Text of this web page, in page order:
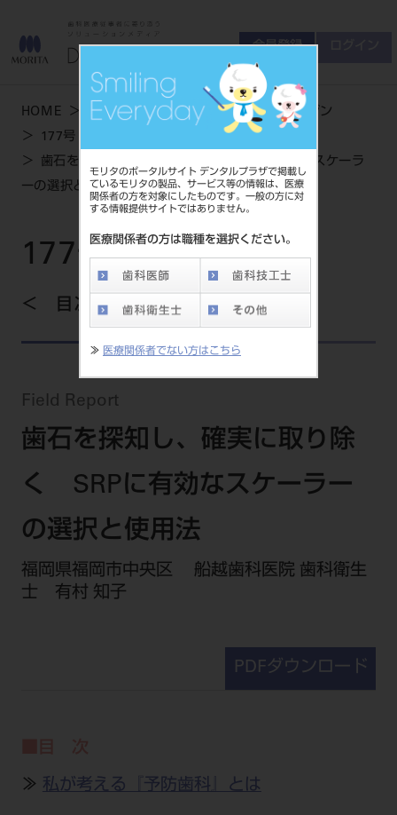
モリタのポータルサイト デンタルプラザで掲載し
ているモリタの製品、サービス等の情報は、医療
関係者の方を対象にしたものです。一般の方に対
する情報提供サイトではありません。
医療関係者の方は職種を選択ください。
≫ 医療関係者でない方はこちら
会員登録
HOME 学術・お役立ち情報
デンタルマガジン
177号 SUMMER
歯石を探知し、確実に取り除く SRPに有効なスケーラ
ーの選択と使用法
177号 SUMMER
目次を見る
Field Report
歯石を探知し、確実に取り除
く SRPに有効なスケーラー
の選択と使用法
福岡県福岡市中央区 船越歯科医院 歯科衛生
士 有村 知子
PDFダウンロード
≫ 私が考える『予防歯科』とは
お問い合わせ
商品について
セミナーについて
友の会について
ご開業について
会員登録 ログイン
製品情報トップ
製品カテゴリ
大型器械
チェア・ユニット関連
レーザー装置関連
その他設備機器
診療用材料
中古医療機器
サポート情報
製品から探す
カテゴリーから探す
メーカーから探す
デジタル製品サポート
メールでのお問い合わせ
モリタに対するご意見・お問い合わせ
商品感動体験
セミナー・イベント
全てのセミナー・イベント
全種別
歯科技工士
開業マニュアル
開業医インタビュー
モリタ友の会
有料会員のご案内
一般会員
会員登録
学術・お役立ち情報
はじめての方へ